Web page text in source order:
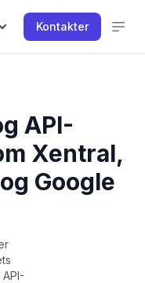
Kontakter
API-
Xentral,
Google